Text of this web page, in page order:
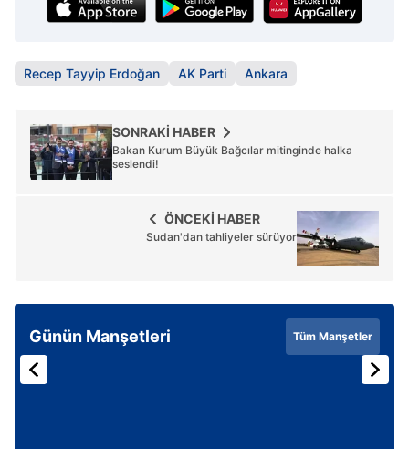
vasıtasıyla belirleyebilirsiniz. Çerezlere ilişkin detaylı bilgi
için Ayarlar butonuna tıklayabilir,Çerez Bilgilendirme
6698 sayılı Kişisel Verilerin Korunması Kanunu uyarınca
hazırlanmış Aydınlatma Metnimizi okumak ve sitemizde
tıklayınız.
Recep Tayyip Erdoğan AK Parti Ankara
SONRAKİ HABER
Bakan Kurum Büyük Bağcılar mitinginde halka
seslendi!
ÖNCEKİ HABER
Sudan'dan tahliyeler sürüyor
Günün Manşetleri Tüm Manşetler